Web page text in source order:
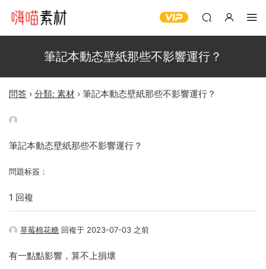
筆記本動态壁紙那些不影響運行？
問答 › 分類: 素材 › 筆記本動态壁紙那些不影響運行？
筆記本動态壁紙那些不影響運行？
問題标簽：
1 回複
草莓棉花糖 回複于 2023-07-03 之前
有一點點影響，算不上損壞